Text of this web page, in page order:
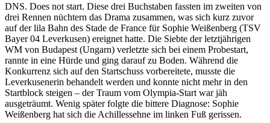
DNS. Does not start. Diese drei Buchstaben fassten im zweiten von
drei Rennen nüchtern das Drama zusammen, was sich kurz zuvor
auf der lila Bahn des Stade de France für Sophie Weißenberg (TSV
Bayer 04 Leverkusen) ereignet hatte. Die Siebte der letztjährigen
WM von Budapest (Ungarn) verletzte sich bei einem Probestart,
rannte in eine Hürde und ging darauf zu Boden. Während die
Konkurrenz sich auf den Startschuss vorbereitete, musste die
Leverkusenerin behandelt werden und konnte nicht mehr in den
Startblock steigen – der Traum vom Olympia-Start war jäh
ausgeträumt. Wenig später folgte die bittere Diagnose: Sophie
Weißenberg hat sich die Achillessehne im linken Fuß gerissen.